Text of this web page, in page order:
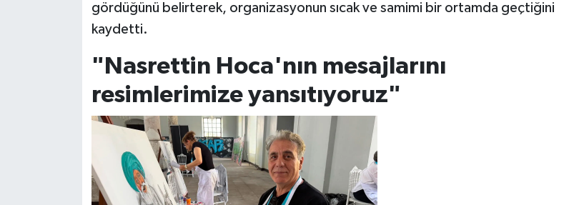
gördüğünü belirterek, organizasyonun sıcak ve samimi bir ortamda geçtiğini
kaydetti.
"Nasrettin Hoca'nın mesajlarını
resimlerimize yansıtıyoruz"